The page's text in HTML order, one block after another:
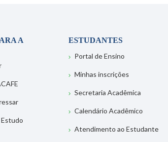
A
ESTUDANTES
Portal de Ensino
Minhas inscrições
Secretaria Acadêmica
Calendário Acadêmico
Atendimento ao Estudante